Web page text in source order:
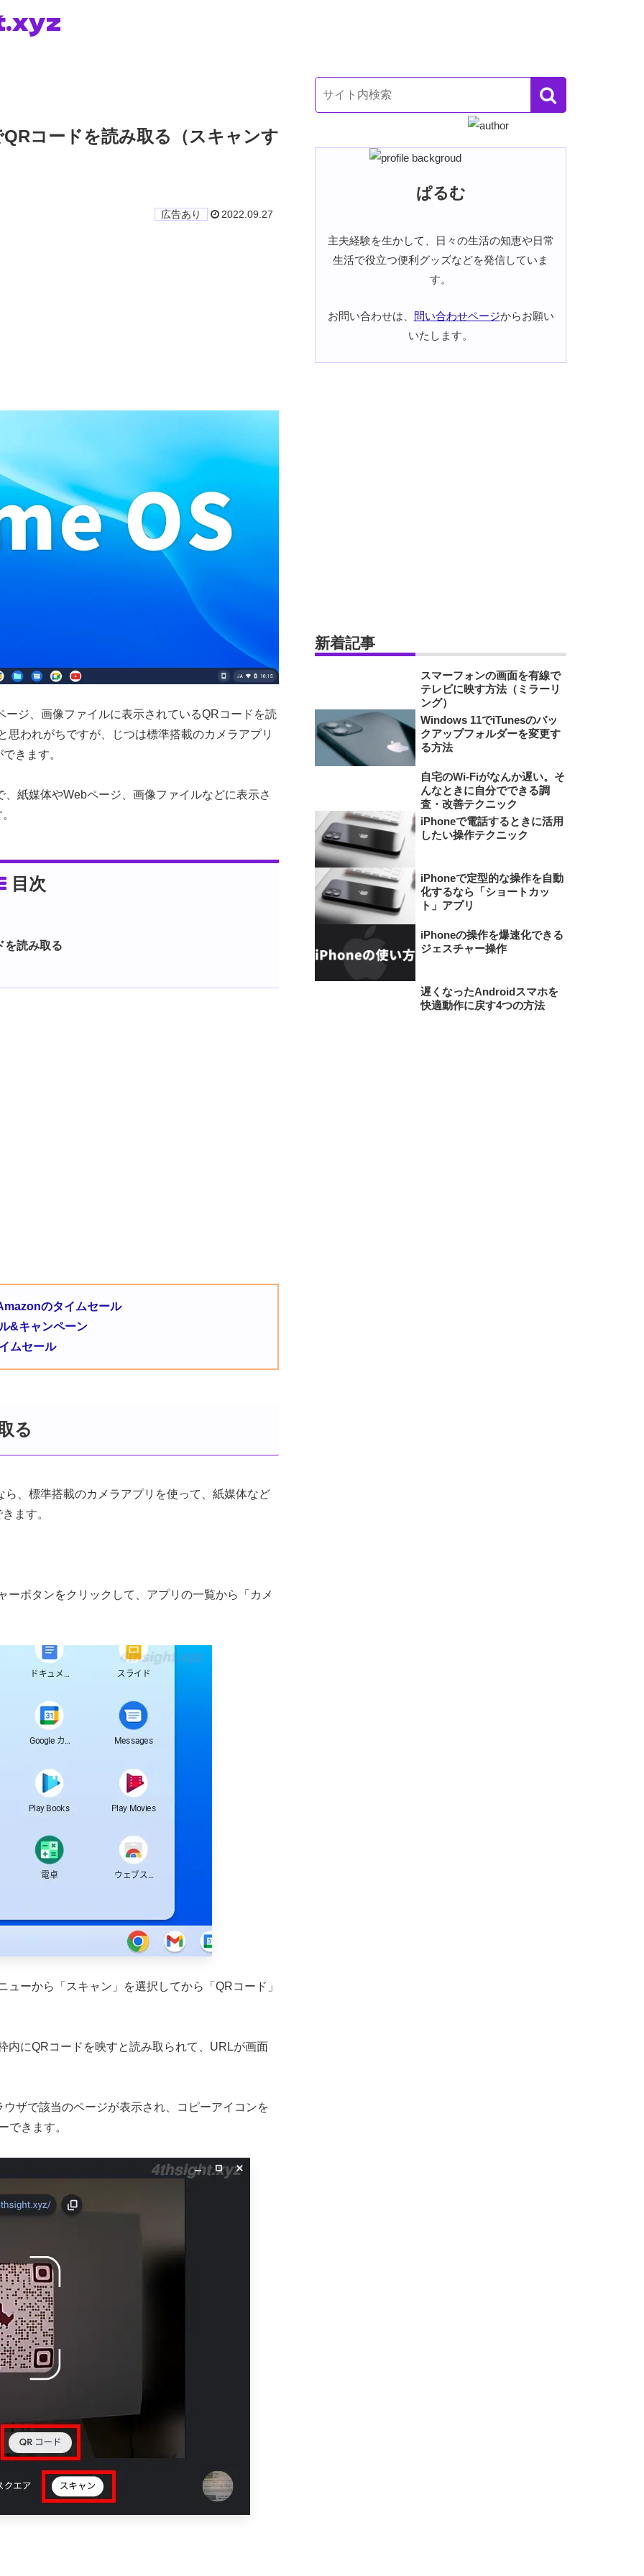
コードを読み取る（スキャンす
2022.09.27
ジ、画像ファイルに表示されているQRコードを読
われがちですが、じつは標準搭載のカメラアプリ
きます。
紙媒体やWebページ、画像ファイルなどに表示さ
目次
を読み取る
のタイムセール
&キャンペーン
ムセール
る
、標準搭載のカメラアプリを使って、紙媒体など
ます。
ーボタンをクリックして、アプリの一覧から「カメ
ューから「スキャン」を選択してから「QRコード」
内にQRコードを映すと読み取られて、URLが画面
ザで該当のページが表示され、コピーアイコンを
できます。
ぱるむ
主夫経験を生かして、日々の生活の知恵や日常
生活で役立つ便利グッズなどを発信していま
す。
お問い合わせは、 問い合わせページからお願い
いたします。
新着記事
スマーフォンの画面を有線で
テレビに映す方法（ミラーリ
ング）
Windows 11でiTunesのバッ
クアップフォルダーを変更す
る方法
自宅のWi-Fiがなんか遅い。そ
んなときに自分でできる調
査・改善テクニック
iPhoneで電話するときに活用
したい操作テクニック
iPhoneで定型的な操作を自動
化するなら「ショートカッ
ト」アプリ
iPhoneの操作を爆速化できる
ジェスチャー操作
遅くなったAndroidスマホを
快適動作に戻す4つの方法